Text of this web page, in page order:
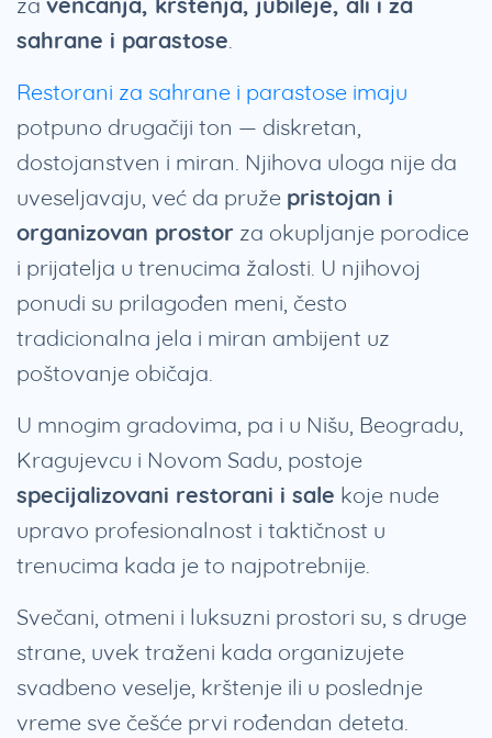
sahrane i parastose.
Restorani za sahrane i parastose imaju
potpuno drugačiji ton — diskretan,
dostojanstven i miran. Njihova uloga nije da
uveseljavaju, već da pruže pristojan i
organizovan prostor za okupljanje porodice
i prijatelja u trenucima žalosti. U njihovoj
ponudi su prilagođen meni, često
tradicionalna jela i miran ambijent uz
poštovanje običaja.
U mnogim gradovima, pa i u Nišu, Beogradu,
Kragujevcu i Novom Sadu, postoje
specijalizovani restorani i sale koje nude
upravo profesionalnost i taktičnost u
trenucima kada je to najpotrebnije.
Svečani, otmeni i luksuzni prostori su, s druge
strane, uvek traženi kada organizujete
svadbeno veselje, krštenje ili u poslednje
vreme sve češće prvi rođendan deteta.